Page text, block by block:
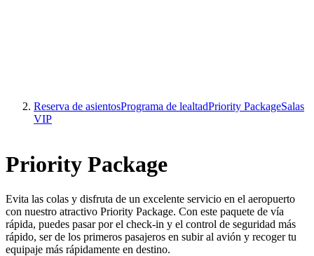
Reserva de asientosPrograma de lealtadPriority PackageSalas
VIP
Priority Package
Evita las colas y disfruta de un excelente servicio en el aeropuerto
con nuestro atractivo Priority Package. Con este paquete de vía
rápida, puedes pasar por el check-in y el control de seguridad más
rápido, ser de los primeros pasajeros en subir al avión y recoger tu
equipaje más rápidamente en destino.